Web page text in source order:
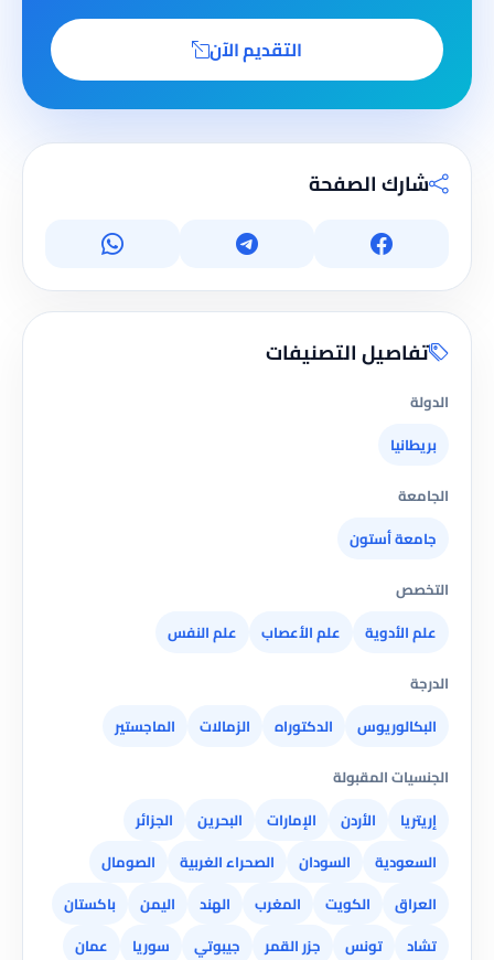
التقديم الآن
شارك الصفحة
تفاصيل التصنيفات
الدولة
بريطانيا
الجامعة
جامعة أستون
التخصص
علم الأدوية
علم الأعصاب
علم النفس
الدرجة
البكالوريوس
الدكتوراه الزمالات
الماجستير
الجنسيات المقبولة
إريتريا
الأردن الإمارات البحرين
الجزائر
السعودية
السودان الصحراء الغربية
الصومال
العراق
الكويت المغرب الهند اليمن
باكستان
تشاد
تونس جزر القمر جيبوتي سوريا
عمان